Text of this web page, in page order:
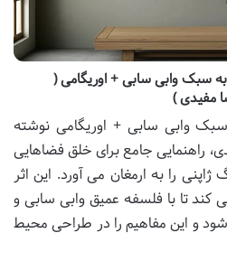
سبک وابی سابی + اوریگامی (
مفیدی )
وابی سابی + اوریگامی نوشته
راهنمایی جامع برای خلق فضاهایی
را به ارمغان می آورد. این اثر
کند تا با فلسفه عمیق وابی سابی و
و این مفاهیم را در طراحی محیط